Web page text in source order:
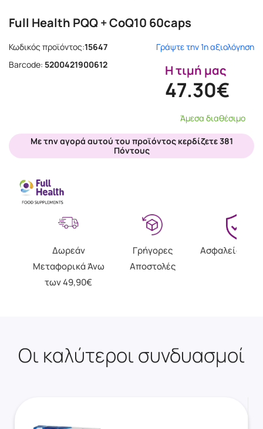
Full Health PQQ + CoQ10 60caps
Κωδικός προϊόντος:15647
Γράψτε την 1η αξιολόγηση
Barcode: 5200421900612 Η τιμή μας
47.30€
Άμεσα διαθέσιμο
Με την αγορά αυτού του προϊόντος κερδίζετε 381
Πόντους
Δωρεάν
Μεταφορικά Άνω
των 49,90€
Γρήγορες
Αποστολές
Ασφαλείς
Οι καλύτεροι συνδυασμοί